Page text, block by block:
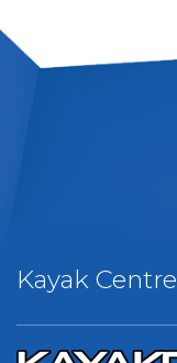
Kayak Centre